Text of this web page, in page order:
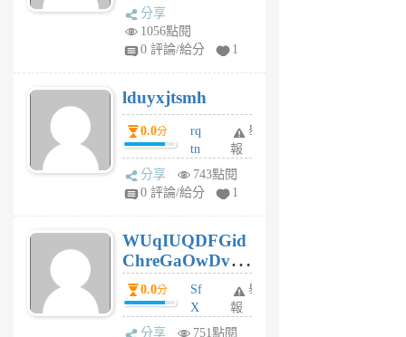
jl
月
前
分享
1056點閱
0 評論/給分
1
lduyxjtsmh
0.0分
rq
tn
jt
gl
個
月
前
舉
報
分享
743點閱
0 評論/給分
1
WUqIUQDFGid
ChreGaOwDv
dY0.0分
Sf
X
Pe
舉
報
分享
751點閱